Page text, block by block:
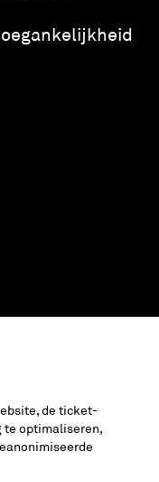
de ticket-
te optimaliseren,